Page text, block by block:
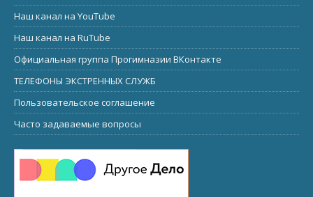
Наш канал на YouTube
Наш канал на RuTube
Официальная группа Прогимназии ВКонтакте
ТЕЛЕФОНЫ ЭКСТРЕННЫХ СЛУЖБ
Пользовательское соглашение
Часто задаваемые вопросы